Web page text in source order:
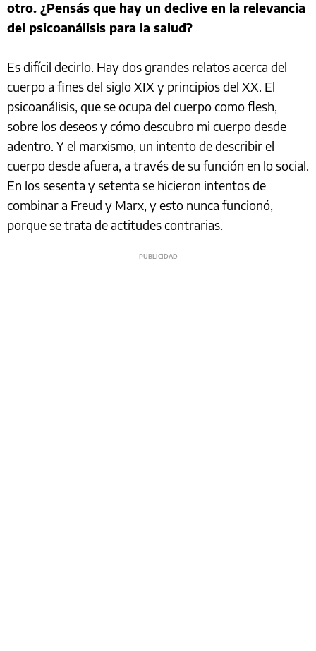
otro. ¿Pensás que hay un declive en la relevancia
del psicoanálisis para la salud?
Es difícil decirlo. Hay dos grandes relatos acerca del
cuerpo a fines del siglo XIX y principios del XX. El
psicoanálisis, que se ocupa del cuerpo como flesh,
sobre los deseos y cómo descubro mi cuerpo desde
adentro. Y el marxismo, un intento de describir el
cuerpo desde afuera, a través de su función en lo social.
En los sesenta y setenta se hicieron intentos de
combinar a Freud y Marx, y esto nunca funcionó,
porque se trata de actitudes contrarias.